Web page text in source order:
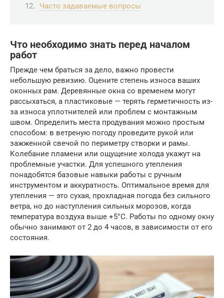
Часто задаваемые вопросы
Что необходимо знать перед началом
работ
Прежде чем браться за дело, важно провести
небольшую ревизию. Оцените степень износа ваших
оконных рам. Деревянные окна со временем могут
рассыхаться, а пластиковые — терять герметичность из-
за износа уплотнителей или проблем с монтажным
швом. Определить места продувания можно простым
способом: в ветреную погоду проведите рукой или
зажженной свечой по периметру створки и рамы.
Колебание пламени или ощущение холода укажут на
проблемные участки. Для успешного утепления
понадобятся базовые навыки работы с ручным
инструментом и аккуратность. Оптимальное время для
утепления — это сухая, прохладная погода без сильного
ветра, но до наступления сильных морозов, когда
температура воздуха выше +5°C. Работы по одному окну
обычно занимают от 2 до 4 часов, в зависимости от его
состояния.